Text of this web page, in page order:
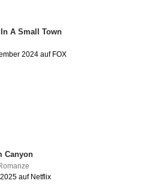
A Small Town
2024 auf FOX
Canyon
auf Netflix